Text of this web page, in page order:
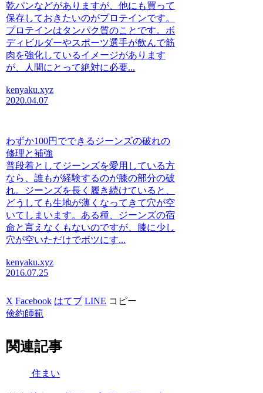
乾パンなどがありますが、他にも買って
保存しておきたいのがプロテインです。
プロテインはタンパク質のことです。ボ
ディビルダーやスポーツ選手が飲んで筋
肉を強化しているイメージがあります
が、人間にとって絶対に必要...
kenyaku.xyz
2020.04.07
わずか100円でできるジーンズの破れの
修理と補強
普段着としてジーンズを愛用している方
なら、誰もが経験するのが膝の部分の破
れ。ジーンズを長く履き続けていると、
どうしても生地が薄くなってきて穴が空
いてしまいます。ある種、ジーンズの宿
命と言えなくもないのですが、膝に少し
穴が空いただけでボツにす...
kenyaku.xyz
2016.07.25
X Facebook はてブ LINE コピー
倹約師範
関連記事
住まい